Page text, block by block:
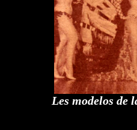
Les modelos de